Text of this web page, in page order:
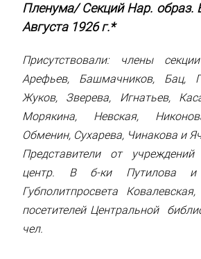
Пленума/ Секций Нар. образ.
Августа 1926 г.*
Присутствовали: члены
Арефьев, Башмачников, Бац,
Жуков, Зверева, Игнатьев,
Морякина, Невская,
Обменин, Сухарева, Чинакова и
Представители от
центр. В б-ки Путилова и
Губполитпросвета
посетителей Центральной
чел.